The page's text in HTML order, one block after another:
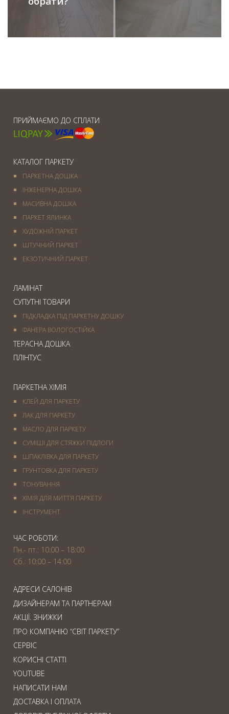
ПРИЙМАЄМО ДО СПЛАТИ
КАТАЛОГ ПАРКЕТУ
ПАРКЕТНА ДОШКА
ІНЖЕНЕРНА ДОШКА
МАСИВНА ДОШКА
ПАРКЕТ ЯЛИНКА
ХУДОЖНІЙ ПАРКЕТ
ШТУЧНИЙ ПАРКЕТ
ЕКЗОТИЧНИЙ ПАРКЕТ
ЛАМІНАТ
СУПУТНІ ТОВАРИ
ПІДКЛАДКА ПІД ПАРКЕТНУ ДОШКУ
ФАНЕРА ВОЛОГОСТІЙКА
ТЕРАСНА ДОШКА
ПЛІНТУС
ПАРКЕТНА ХІМІЯ
КЛЕЙ ДЛЯ ПАРКЕТУ
ЛАК ДЛЯ ПАРКЕТУ
МАСЛО ДЛЯ ПАРКЕТУ
СУМІШІ ДЛЯ СТЯЖКИ ПІДЛОГИ
ШПАКЛІВКА ДЛЯ ПАРКЕТУ
ГРУНТОВКА ДЛЯ ПАРКЕТУ
ТОНУВАННЯ
ХІМІЯ ДЛЯ МИТТЯ ПАРКЕТУ
IНСТРУМЕНТ
ЧАС РОБОТИ:
Пн.- пт.: 10:00 – 18:00
Сб.: 10:00 – 14:00
АДРЕСИ САЛОНІВ
ДИЗАЙНЕРАМ ТА ПАРТНЕРАМ
АКЦІЇ. ЗНИЖКИ
ПРО КОМПАНІЮ “СВІТ ПАРКЕТУ”
СЕРВІС
КОРИСНІ СТАТТІ
YOUTUBE
НАПИСАТИ НАМ
ДОСТАВКА І ОПЛАТА